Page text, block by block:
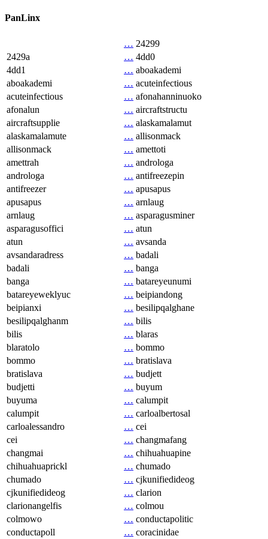
PanLinx
… 24299
2429a
… 4dd0
4dd1
… aboakademi
aboakademi
… acuteinfectious
acuteinfectious
… afonahanninuoko
afonalun
… aircraftstructu
aircraftsupplie
… alaskamalamut
alaskamalamute
… allisonmack
allisonmack
… amettoti
amettrah
… androloga
androloga
… antifreezepin
antifreezer
… apusapus
apusapus
… arnlaug
arnlaug
… asparagusminer
asparagusoffici
… atun
atun
… avsanda
avsandaradress
… badali
badali
… banga
banga
… batareyeunumi
batareyeweklyuc
… beipiandong
beipianxi
… besilipqalghane
besilipqalghanm
… bilis
bilis
… blaras
blaratolo
… bommo
bommo
… bratislava
bratislava
… budjett
budjetti
… buyum
buyuma
… calumpit
calumpit
… carloalbertosal
carloalessandro
… cei
cei
… changmafang
changmai
… chihuahuapine
chihuahuaprickl
… chumado
chumado
… cjkunifiedideog
cjkunifiedideog
… clarion
clarionangelfis
… colmou
colmowo
… conductapolitic
conductapoll
… coracinidae